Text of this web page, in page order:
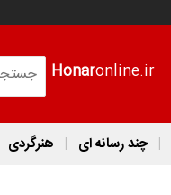
Honaronline.ir
چند رسانه ای هنرگردی